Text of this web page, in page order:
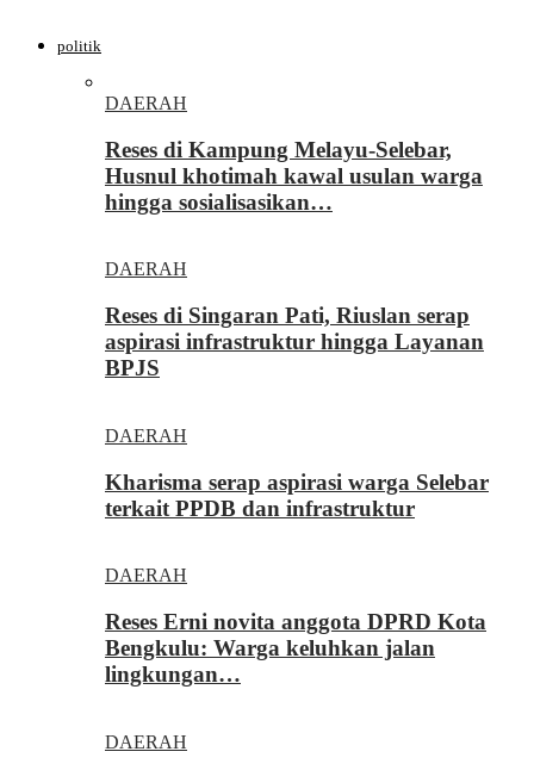
politik
DAERAH
Reses di Kampung Melayu-Selebar,
Husnul khotimah kawal usulan warga
hingga sosialisasikan…
DAERAH
Reses di Singaran Pati, Riuslan serap
aspirasi infrastruktur hingga Layanan
BPJS
DAERAH
Kharisma serap aspirasi warga Selebar
terkait PPDB dan infrastruktur
DAERAH
Reses Erni novita anggota DPRD Kota
Bengkulu: Warga keluhkan jalan
lingkungan…
DAERAH